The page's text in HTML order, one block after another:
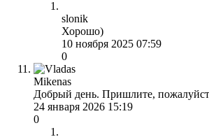
slonik
Хорошо)
10 ноября 2025 07:59
0
Mikenas
Добрый день. Пришлите,
24 января 2026 15:19
0